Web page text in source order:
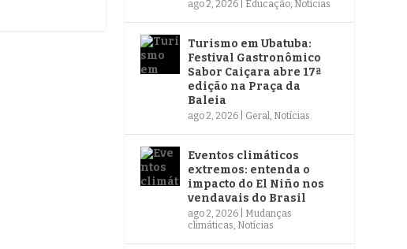
ago 2, 2026 Educação, Notícias
Turismo em Ubatuba:
Festival Gastronômico
Sabor Caiçara abre 17ª
edição na Praça da
Baleia
ago 2, 2026 Geral, Notícias
Eventos climáticos
extremos: entenda o
impacto do El Niño nos
vendavais do Brasil
ago 2, 2026
Mudanças
climáticas, Notícias